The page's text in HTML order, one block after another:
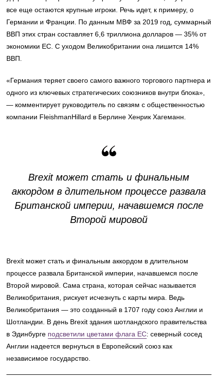
все еще остаются крупные игроки. Речь идет, к примеру, о
Германии и Франции. По данным МВФ за 2019 год, суммарный
ВВП этих стран составляет 6,6 триллиона долларов — 35% от
экономики ЕС. С уходом Великобритании она лишится 14%
ВВП.
«Германия теряет своего самого важного торгового партнера и
одного из ключевых стратегических союзников внутри блока»,
— комментирует руководитель по связям с общественностью
компании FleishmanHillard в Берлине Хенрик Хагеманн.
Brexit может стать и финальным
аккордом в длительном процессе развала
Британской империи, начавшемся после
Второй мировой
Brexit может стать и финальным аккордом в длительном
процессе развала Британской империи, начавшемся после
Второй мировой. Сама страна, которая сейчас называется
Великобритания, рискует исчезнуть с карты мира. Ведь
Великобритания — это созданный в 1707 году союз Англии и
Шотландии. В день Brexit здания шотландского правительства
в Эдинбурге подсветили цветами флага ЕС: северный сосед
Англии надеется вернуться в Европейский союз как
независимое государство.